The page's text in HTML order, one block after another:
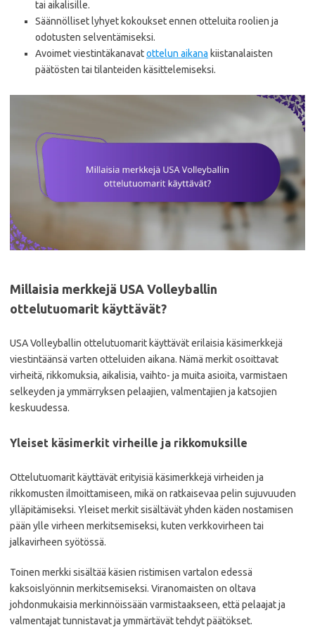
tai aikalisille.
Säännölliset lyhyet kokoukset ennen otteluita roolien ja
odotusten selventämiseksi.
Avoimet viestintäkanavatottelun aikana kiistanalaisten
päätösten tai tilanteiden käsittelemiseksi.
Millaisia merkkejä USA Volleyballin
ottelutuomarit käyttävät?
USA Volleyballin ottelutuomarit käyttävät erilaisia käsimerkkejä
viestintäänsä varten otteluiden aikana. Nämä merkit osoittavat
virheitä, rikkomuksia, aikalisia, vaihto- ja muita asioita, varmistaen
selkeyden ja ymmärryksen pelaajien, valmentajien ja katsojien
keskuudessa.
Yleiset käsimerkit virheille ja rikkomuksille
Ottelutuomarit käyttävät erityisiä käsimerkkejä virheiden ja
rikkomusten ilmoittamiseen, mikä on ratkaisevaa pelin sujuvuuden
ylläpitämiseksi. Yleiset merkit sisältävät yhden käden nostamisen
pään ylle virheen merkitsemiseksi, kuten verkkovirheen tai
jalkavirheen syötössä.
Toinen merkki sisältää käsien ristimisen vartalon edessä
kaksoislyönnin merkitsemiseksi. Viranomaisten on oltava
johdonmukaisia merkinnöissään varmistaakseen, että pelaajat ja
valmentajat tunnistavat ja ymmärtävät tehdyt päätökset.